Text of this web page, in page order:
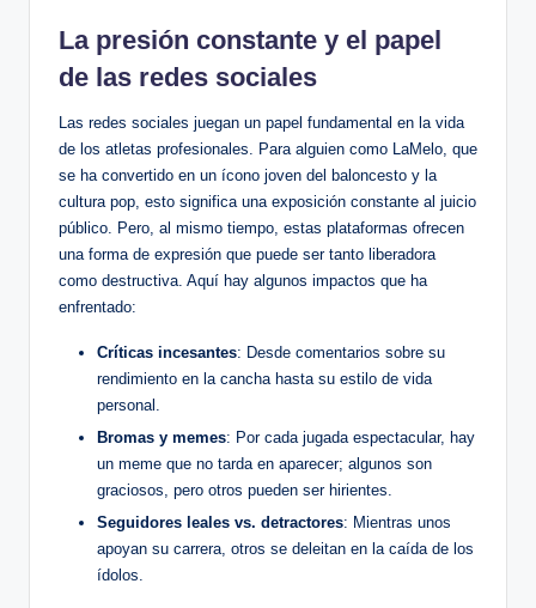
La presión constante y⁤ el papel
de‍ las redes sociales
Las redes sociales juegan un papel fundamental en la vida
de‌ los atletas profesionales. Para alguien ​como LaMelo, que
⁤se ​ha‍ convertido en un‍ ícono joven del baloncesto y la
cultura pop, esto significa una exposición constante ​al juicio
público. Pero, al mismo tiempo, estas plataformas ofrecen‌
una forma de expresión‌ que⁤ puede ⁤ser tanto⁣ liberadora
como ‍destructiva. ‍Aquí hay algunos ‍impactos que ha‌
enfrentado:
Críticas incesantes: Desde‌ comentarios sobre su
rendimiento en la cancha hasta⁣ su ‍estilo​ de vida
personal.
Bromas y memes: Por cada jugada espectacular, hay
⁤un ‍meme que no tarda⁢ en aparecer; algunos son
graciosos, pero otros pueden ⁤ser hirientes.
Seguidores leales vs. detractores: Mientras unos
apoyan su carrera, otros se deleitan en la caída de los
ídolos.